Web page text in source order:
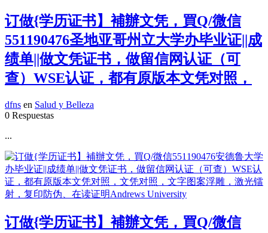
订做{学历证书】補辦文凭，買Q/微信
551190476圣地亚哥州立大学办毕业证||成
绩单||做文凭证书，做留信网认证（可
查）WSE认证，都有原版本文凭对照，
dfns en Salud y Belleza
0 Respuestas
...
订做{学历证书】補辦文凭，買Q/微信